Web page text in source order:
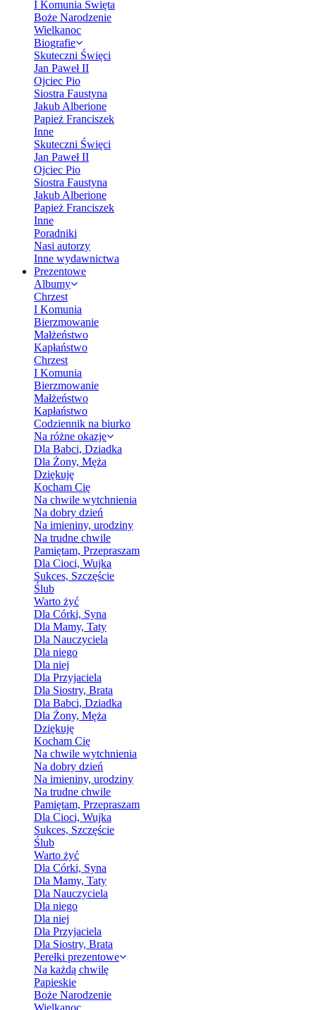
I Komunia Święta
Boże Narodzenie
Wielkanoc
Biografie
Skuteczni Święci
Jan Paweł II
Ojciec Pio
Siostra Faustyna
Jakub Alberione
Papież Franciszek
Inne
Skuteczni Święci
Jan Paweł II
Ojciec Pio
Siostra Faustyna
Jakub Alberione
Papież Franciszek
Inne
Poradniki
Nasi autorzy
Inne wydawnictwa
Prezentowe
Albumy
Chrzest
I Komunia
Bierzmowanie
Małżeństwo
Kapłaństwo
Chrzest
I Komunia
Bierzmowanie
Małżeństwo
Kapłaństwo
Codziennik na biurko
Na różne okazje
Dla Babci, Dziadka
Dla Żony, Męża
Dziękuję
Kocham Cię
Na chwile wytchnienia
Na dobry dzień
Na imieniny, urodziny
Na trudne chwile
Pamiętam, Przepraszam
Dla Cioci, Wujka
Sukces, Szczęście
Ślub
Warto żyć
Dla Córki, Syna
Dla Mamy, Taty
Dla Nauczyciela
Dla niego
Dla niej
Dla Przyjaciela
Dla Siostry, Brata
Dla Babci, Dziadka
Dla Żony, Męża
Dziękuję
Kocham Cię
Na chwile wytchnienia
Na dobry dzień
Na imieniny, urodziny
Na trudne chwile
Pamiętam, Przepraszam
Dla Cioci, Wujka
Sukces, Szczęście
Ślub
Warto żyć
Dla Córki, Syna
Dla Mamy, Taty
Dla Nauczyciela
Dla niego
Dla niej
Dla Przyjaciela
Dla Siostry, Brata
Perełki prezentowe
Na każdą chwilę
Papieskie
Boże Narodzenie
Wielkanoc